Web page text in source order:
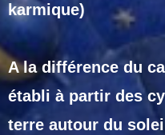
karmique)
A la différence du
établi à partir des
terre autour du